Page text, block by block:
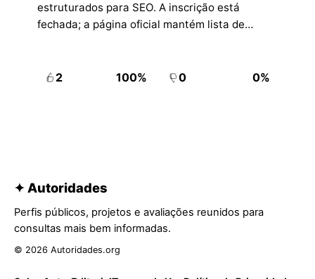
estruturados para SEO. A inscrição está
fechada; a página oficial mantém lista de
2 100% 0 0%
✦ Autoridades
Perfis públicos, projetos e avaliações reunidos para
consultas mais bem informadas.
© 2026 Autoridades.org